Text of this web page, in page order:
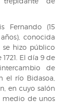
Fernando (15
conocida
hizo público
El día 9 de
de
el río Bidasoa,
en cuyo salón
medio de unos